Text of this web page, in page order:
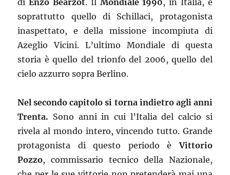
soprattutto quello di Schillaci, protagonista
inaspettato, e della missione incompiuta di
Azeglio Vicini. L’ultimo Mondiale di questa
storia è quello del trionfo del 2006, quello del
cielo azzurro sopra Berlino.
Nel secondo capitolo si torna indietro agli anni
Trenta. Sono anni in cui l’Italia del calcio si
rivela al mondo intero, vincendo tutto. Grande
protagonista di questo periodo è Vittorio
Pozzo, commissario tecnico della Nazionale,